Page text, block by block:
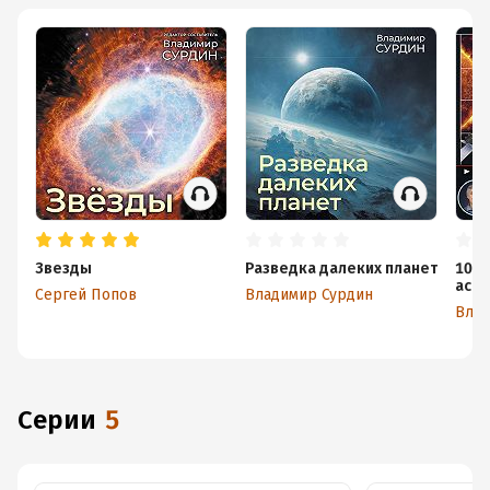
Звезды
Сергей Попов
Разведка далеких планет
Владимир Сурдин
100
Серии 5